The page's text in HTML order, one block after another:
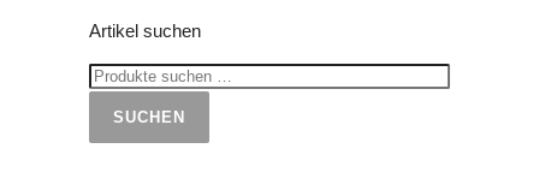
Artikel suchen
SUCHEN